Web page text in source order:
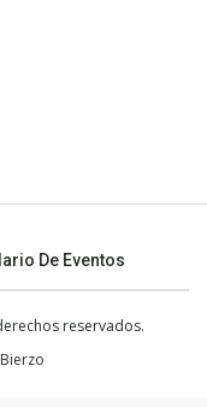
De Eventos
reservados.